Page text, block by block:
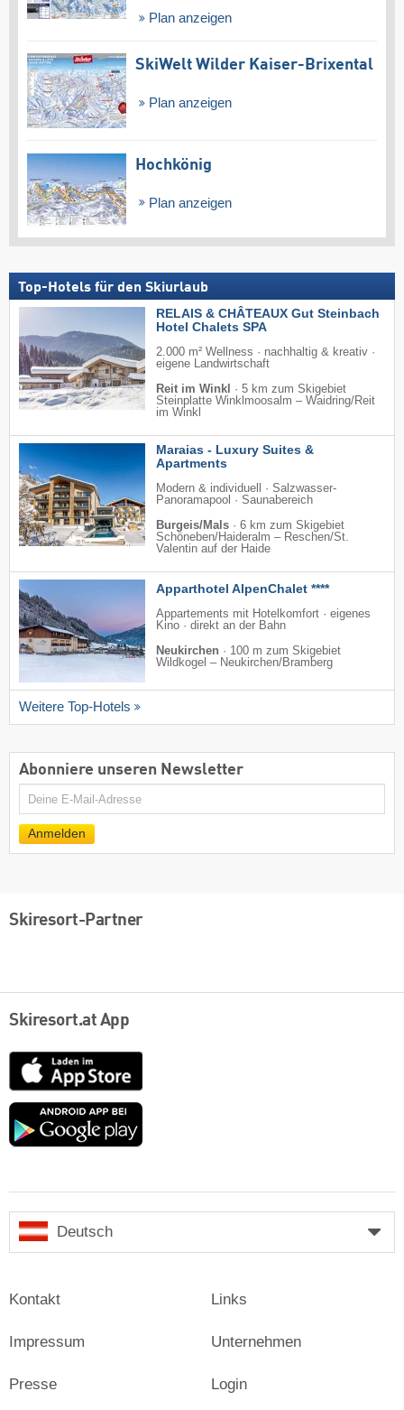
Plan anzeigen
SkiWelt Wilder Kaiser-Brixental
Plan anzeigen
Hochkönig
Plan anzeigen
Top-Hotels für den Skiurlaub
RELAIS & CHÂTEAUX Gut Steinbach
Hotel Chalets SPA
2.000 m² Wellness · nachhaltig & kreativ ·
eigene Landwirtschaft
Reit im Winkl
· 5 km zum Skigebiet
Steinplatte Winklmoosalm – Waidring/​Reit
im Winkl
Maraias - Luxury Suites &
Apartments
Modern & individuell · Salzwasser-
Panoramapool · Saunabereich
Burgeis/Mals · 6 km zum Skigebiet
Schöneben/​Haideralm – Reschen/​St.
Valentin auf der Haide
Apparthotel AlpenChalet ****
Appartements mit Hotelkomfort · eigenes
Kino · direkt an der Bahn
Neukirchen · 100 m zum Skigebiet
Wildkogel – Neukirchen/​Bramberg
Weitere Top-Hotels
Abonniere unseren Newsletter
E-
Anmelden
Skiresort-Partner
Skiresort.at App
App
Store
Google
Deutsch
Kontakt
Impressum
Presse
Links
Unternehmen
Login